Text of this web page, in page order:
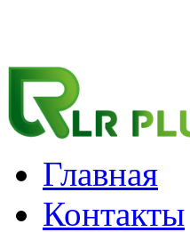
Главная
Контакты